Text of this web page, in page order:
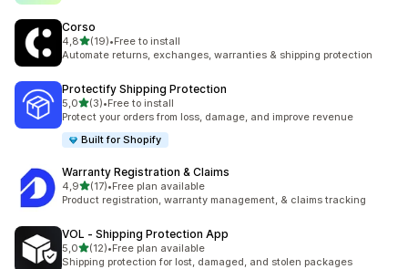
Corso
4,8de 5 estrelas
(19)
19 total de avaliações
•Free to install
Automate returns, exchanges, warranties & shipping protection
Protectify Shipping Protection
5,0de 5 estrelas
(3)
3 total de avaliações
•Free to install
Protect your orders from loss, damage, and improve revenue
Built for Shopify
Warranty Registration & Claims
4,9de 5 estrelas
(17)
17 total de avaliações
•Free plan available
Product registration, warranty management, & claims tracking
VOL ‑ Shipping Protection App
5,0de 5 estrelas
(12)
12 total de avaliações
•Free plan available
Shipping protection for lost, damaged, and stolen packages